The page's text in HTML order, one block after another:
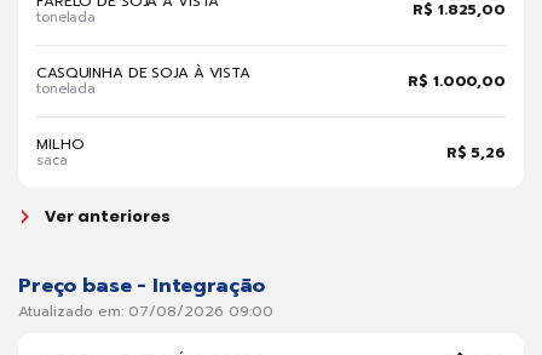
tonelada R$ 1.825,00
CASQUINHA DE SOJA À VISTA
tonelada R$ 1.000,00
MILHO
saca R$ 5,26
Ver anteriores
Preço base - Integração
Atualizado em: 07/08/2026 09:00